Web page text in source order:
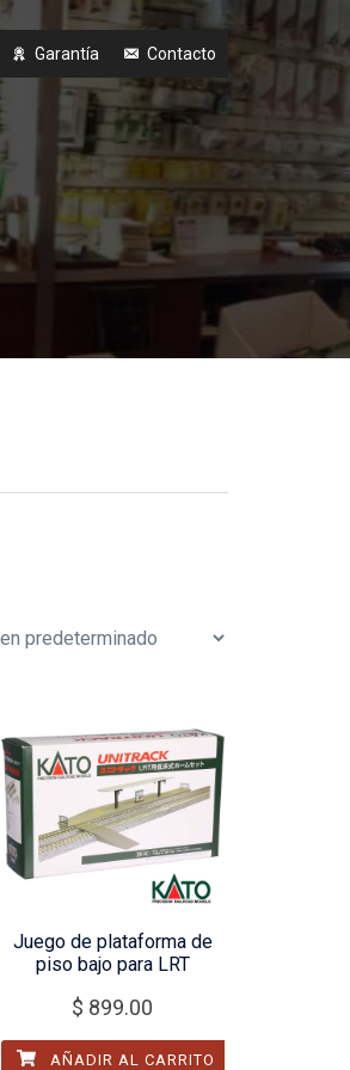
Garantía Contacto
Juego de plataforma de
piso bajo para LRT
$ 899.00
AÑADIR AL CARRITO